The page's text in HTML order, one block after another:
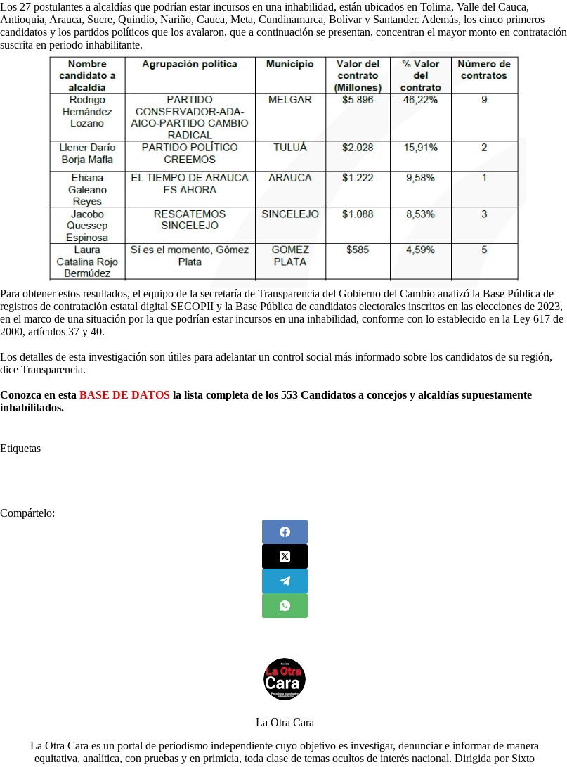
Los 27 postulantes a alcaldías que podrían estar incursos en una inhabilidad, están ubicados en Tolima, Valle del Cauca,
Antioquia, Arauca, Sucre, Quindío, Nariño, Cauca, Meta, Cundinamarca, Bolívar y Santander. Además, los cinco primeros
candidatos y los partidos políticos que los avalaron, que a continuación se presentan, concentran el mayor monto en contratación
suscrita en periodo inhabilitante.
Para obtener estos resultados, el equipo de la secretaría de Transparencia del Gobierno del Cambio analizó la Base Pública de
registros de contratación estatal digital SECOPII y la Base Pública de candidatos electorales inscritos en las elecciones de 2023,
en el marco de una situación por la que podrían estar incursos en una inhabilidad, conforme con lo establecido en la Ley 617 de
2000, artículos 37 y 40.
Los detalles de esta investigación son útiles para adelantar un control social más informado sobre los candidatos de su región,
dice Transparencia.
Conozca en esta BASE DE DATOS la lista completa de los 553 Candidatos a concejos y alcaldías supuestamente
inhabilitados.
Etiquetas
Compártelo:
La Otra Cara
La Otra Cara es un portal de periodismo independiente cuyo objetivo es investigar, denunciar e informar de manera
equitativa, analítica, con pruebas y en primicia, toda clase de temas ocultos de interés nacional. Dirigida por Sixto